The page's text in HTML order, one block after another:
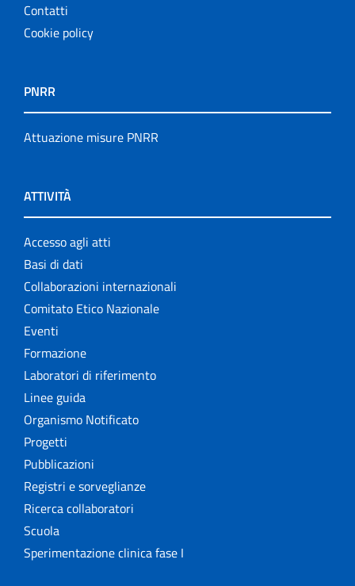
Contatti
Cookie policy
PNRR
Attuazione misure PNRR
ATTIVITÀ
Accesso agli atti
Basi di dati
Collaborazioni internazionali
Comitato Etico Nazionale
Eventi
Formazione
Laboratori di riferimento
Linee guida
Organismo Notificato
Progetti
Pubblicazioni
Registri e sorveglianze
Ricerca collaboratori
Scuola
Sperimentazione clinica fase I